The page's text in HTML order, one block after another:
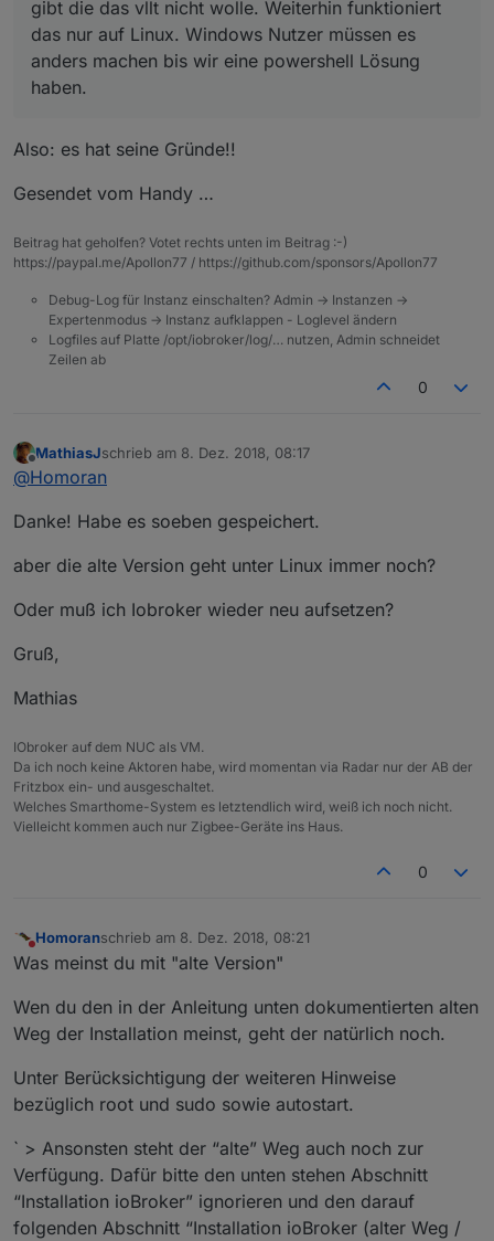
gibt die das vllt nicht wolle. Weiterhin funktioniert
das nur auf Linux. Windows Nutzer müssen es
anders machen bis wir eine powershell Lösung
haben.
Also: es hat seine Gründe!!
Gesendet vom Handy …
Beitrag hat geholfen? Votet rechts unten im Beitrag :-)
https://paypal.me/Apollon77 / https://github.com/sponsors/Apollon77
Debug-Log für Instanz einschalten? Admin -> Instanzen ->
Expertenmodus -> Instanz aufklappen - Loglevel ändern
Logfiles auf Platte /opt/iobroker/log/… nutzen, Admin schneidet
Zeilen ab
0
Offline
MathiasJschrieb am 8. Dez. 2018, 08:17
zuletzt editiert von
@Homoran
Danke! Habe es soeben gespeichert.
aber die alte Version geht unter Linux immer noch?
Oder muß ich Iobroker wieder neu aufsetzen?
Gruß,
Mathias
IObroker auf dem NUC als VM.
Da ich noch keine Aktoren habe, wird momentan via Radar nur der AB der
Fritzbox ein- und ausgeschaltet.
Welches Smarthome-System es letztendlich wird, weiß ich noch nicht.
Vielleicht kommen auch nur Zigbee-Geräte ins Haus.
0
Nicht stören
Homoranschrieb am 8. Dez. 2018, 08:21
zuletzt editiert von
Was meinst du mit "alte Version"
Wen du den in der Anleitung unten dokumentierten alten
Weg der Installation meinst, geht der natürlich noch.
Unter Berücksichtigung der weiteren Hinweise
bezüglich root und sudo sowie autostart.
` > Ansonsten steht der “alte” Weg auch noch zur
Verfügung. Dafür bitte den unten stehen Abschnitt
“Installation ioBroker” ignorieren und den darauf
folgenden Abschnitt “Installation ioBroker (alter Weg /